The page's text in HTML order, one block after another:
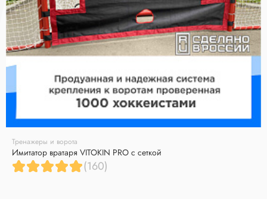
Тренажеры и ворота
Имитатор вратаря VITOKIN PRO с сеткой
(160)